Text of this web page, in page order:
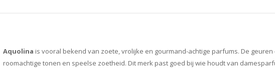
Aquolina is vooral bekend van zoete, vrolijke en gourmand-achtige parfums. De
roomachtige tonen en speelse zoetheid. Dit merk past goed bij wie houdt van